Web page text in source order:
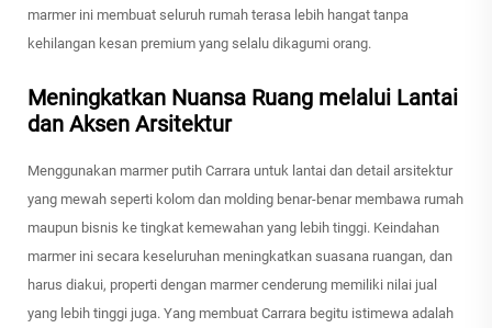
marmer ini membuat seluruh rumah terasa lebih hangat tanpa
kehilangan kesan premium yang selalu dikagumi orang.
Meningkatkan Nuansa Ruang melalui Lantai
dan Aksen Arsitektur
Menggunakan marmer putih Carrara untuk lantai dan detail arsitektur
yang mewah seperti kolom dan molding benar-benar membawa rumah
maupun bisnis ke tingkat kemewahan yang lebih tinggi. Keindahan
marmer ini secara keseluruhan meningkatkan suasana ruangan, dan
harus diakui, properti dengan marmer cenderung memiliki nilai jual
yang lebih tinggi juga. Yang membuat Carrara begitu istimewa adalah